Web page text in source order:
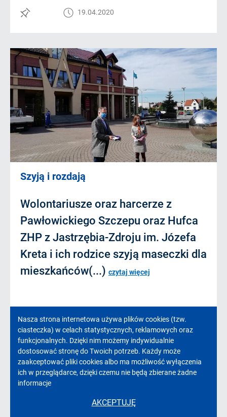
19.04.2020
Szyją i rozdają
Wolontariusze oraz harcerze z
Pawłowickiego Szczepu oraz Hufca
ZHP z Jastrzębia-Zdroju im. Józefa
Kreta i ich rodzice szyją maseczki dla
mieszkańców(...) czytaj więcej
20.04.2020
Informacja
o
cookies!
Nasza strona internetowa używa plików cookies (tzw.
ciasteczka) w celach statystycznych, reklamowych oraz
funkcjonalnych. Dzięki nim możemy indywidualnie
dostosować stronę do Twoich potrzeb. Każdy może
zaakceptować pliki cookies albo ma możliwość wyłączenia
ich w przeglądarce, dzięki czemu nie będą zbierane żadne
informacje
AKCEPTUJĘ